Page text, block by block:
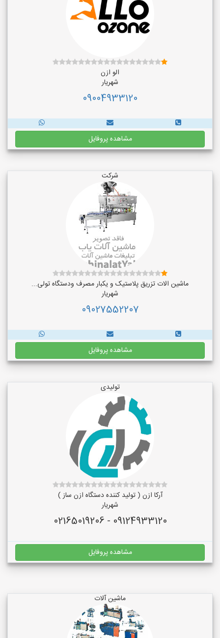
الو ازن
شهریار
09004933120
مشاهده پروفایل
شرکت
ماشین الات تزریق پلاستیک و یکبار مصرف ودستگاه تولی...
شهریار
09027552207
مشاهده پروفایل
تولیدی
آرکا ازن ( تولید کننده دستگاه ازن ساز )
شهریار
09124933120 - 02165019206
مشاهده پروفایل
ماشین آلات